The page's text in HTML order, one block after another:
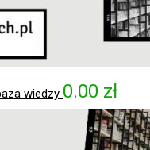
wiedzy 0.00 zł